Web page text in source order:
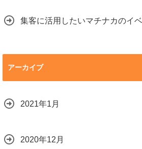
集客に活用したいマチナカのイ
アーカイブ
2021年1月
2020年12月